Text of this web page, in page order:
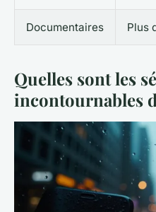
Documentaires Plus
Quelles sont les
incontournables